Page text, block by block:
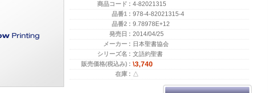
商品コード : 4-82021315
品番1 : 978-4-82021315-4
品番2 : 9.78978E+12
発売日 : 2014/04/25
メーカー : 日本聖書協会
シリーズ名 : 文語約聖書
販売価格(税込み) : \3,740
在庫 : △